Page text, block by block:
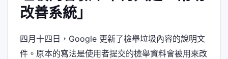
改善系統」
四月十四日，Google 更新了檢舉垃圾內容的說明文
件。原本的寫法是使用者提交的檢舉資料會被用來改